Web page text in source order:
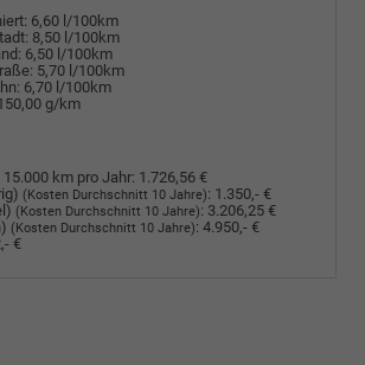
6,60 l/100km
8,50 l/100km
6,50 l/100km
5,70 l/100km
6,70 l/100km
g/km
km pro Jahr: 1.726,56 €
(Kosten Durchschnitt 10 Jahre): 1.350,- €
(Kosten Durchschnitt 10 Jahre): 3.206,25 €
(Kosten Durchschnitt 10 Jahre): 4.950,- €
€